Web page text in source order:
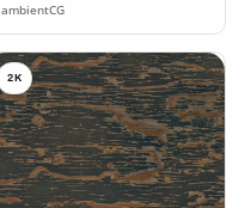
ambientCG
2K